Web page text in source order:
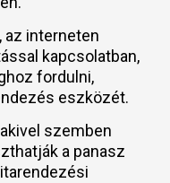
az interneten
kapcsolatban,
fordulni,
eszközét.
szemben
a panasz